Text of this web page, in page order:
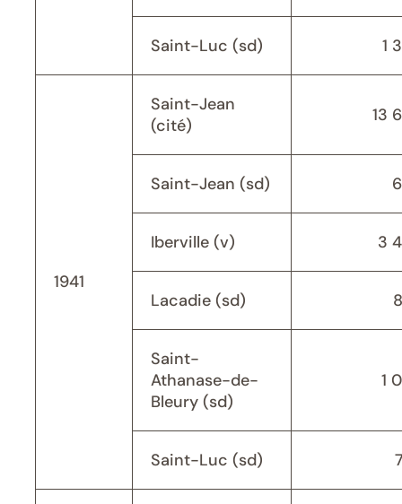
Saint-Luc (sd) 1
1941
Saint-Jean
(cité)
13
Saint-Jean (sd)
Iberville (v) 3
Lacadie (sd)
Saint-
Athanase-de-
Bleury (sd)
1
Saint-Luc (sd)